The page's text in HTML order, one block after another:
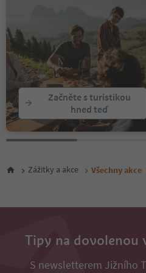
17
18
19
21
22
23
24
25
26
29
32
Začněte s turistikou
hned teď
Zážitky a akce Všechny akce
Tipy na dovolenou
S newsletterem Jižního